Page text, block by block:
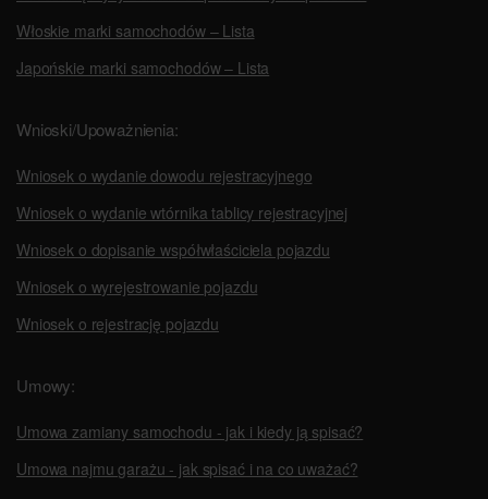
Włoskie marki samochodów – Lista
Japońskie marki samochodów – Lista
Wnioski/Upoważnienia:
Wniosek o wydanie dowodu rejestracyjnego
Wniosek o wydanie wtórnika tablicy rejestracyjnej
Wniosek o dopisanie współwłaściciela pojazdu
Wniosek o wyrejestrowanie pojazdu
Wniosek o rejestrację pojazdu
Umowy:
Umowa zamiany samochodu - jak i kiedy ją spisać?
Umowa najmu garażu - jak spisać i na co uważać?